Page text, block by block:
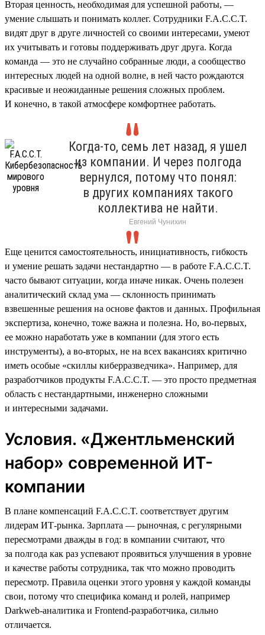
Вторая ценность, необходимая для успешной работы, —
умение слышать и понимать коллег. Сотрудники F.A.C.C.T.
видят друг в друге личностей со своими интересами, умеют
их учитывать и готовы поддерживать друг друга. Когда
команда — это не случайно собранные люди, а сообщество
интересных людей на одной волне, в ней часто рождаются
красивые и неожиданные решения сложных проблем.
И конечно, в такой атмосфере комфортнее работать.
Когда-то, семь лет назад, я ушел
из компании. И через полгода
вернулся, потому что понял:
в других компаниях такого
коллектива не найти.
Евгений Чунихин
Еще ценится самостоятельность, инициативность, гибкость
и умение решать задачи нестандартно — в работе F.A.C.C.T.
часто бывают ситуации, когда иначе никак. Очень полезен
аналитический склад ума — склонность принимать
взвешенные решения на основе фактов и данных. Профильная
экспертиза, конечно, тоже важна и полезна. Но, во-первых,
ее можно наработать уже в компании (для этого есть
инструменты), а во-вторых, не на всех вакансиях критично
иметь особые «скиллы киберразведчика». Например, для
разработчиков продукты F.A.C.C.T. — это просто предметная
область с нестандартными, инженерно сложными
и интересными задачами.
Условия. «Джентльменский
набор» современной ИТ-
компании
В плане компенсаций F.A.C.C.T. соответствует другим
лидерам ИТ-рынка. Зарплата — рыночная, с регулярными
пересмотрами дважды в год: в компании считают, что
за полгода как раз успевают проявиться улучшения в уровне
и качестве работы сотрудника, так что можно проводить
пересмотр. Правила оценки этого уровня у каждой команды
свои, потому что специфика команд и ролей, например
Darkweb-аналитика и Frontend-разработчика, сильно
отличается.